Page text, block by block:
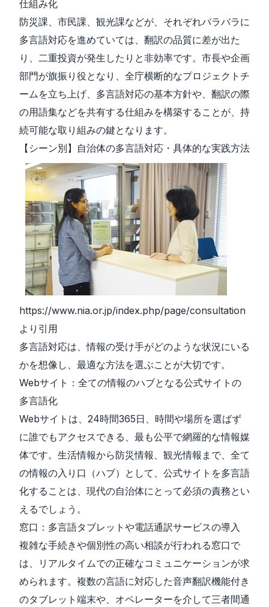
仕組み化
防災課、市民課、観光課などが、それぞれバラバラに
多言語対応を進めていては、翻訳の品質に差が出た
り、二重投資が発生したりと非効率です。市長や企画
部門が旗振り役となり、全庁横断的なプロジェクトチ
ームを立ち上げ、多言語対応の基本方針や、翻訳の際
の用語集などを共有する仕組みを構築することが、持
続可能な取り組みの鍵となります。
【シーン別】自治体の多言語対応・具体的な実践方法
https://www.nia.or.jp/index.php/page/consultation
より引用
多言語対応は、情報の受け手がどのような状況にいる
かを想像し、最適な方法を選ぶことが大切です。
Webサイト：全ての情報のハブとなる公式サイトの
多言語化
Webサイトは、24時間365日、時間や場所を選ばず
に誰でもアクセスできる、最も公平で網羅的な情報媒
体です。生活情報から防災情報、観光情報まで、全て
の情報の入り口（ハブ）として、公式サイトを多言語
化することは、現代の自治体にとって必須の責務とい
えるでしょう。
窓口：多言語タブレットや電話通訳サービスの導入
複雑な手続きや個別性の高い相談が行われる窓口で
は、リアルタイムでの正確なコミュニケーションが求
められます。複数の言語に対応した音声翻訳機能付き
のタブレット端末や、オペレーターを介して三者間通